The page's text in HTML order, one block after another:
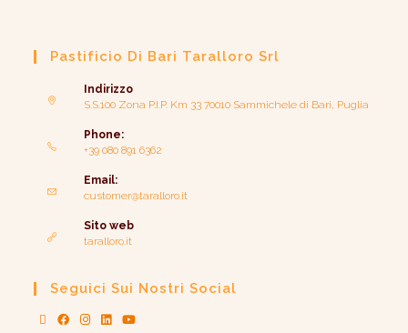
Pastificio Di Bari Taralloro Srl
Indirizzo
S.S.100 Zona P.I.P. Km 33 70010 Sammichele di Bari, Puglia
Phone:
+39 080 891 6362
Email:
customer@taralloro.it
Sito web
taralloro.it
Seguici Sui Nostri Social